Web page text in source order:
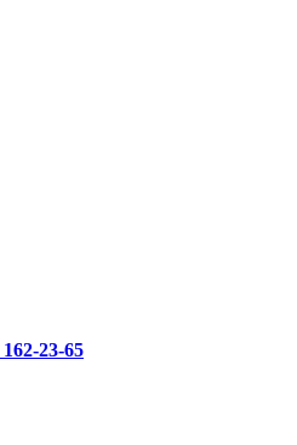
162-23-65